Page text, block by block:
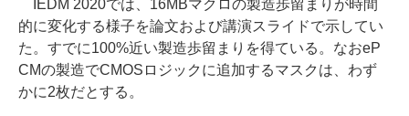
IEDM 2020では、16MBマクロの製造歩留まりが時間
的に変化する様子を論文および講演スライドで示してい
た。すでに100%近い製造歩留まりを得ている。なおeP
CMの製造でCMOSロジックに追加するマスクは、わず
かに2枚だとする。